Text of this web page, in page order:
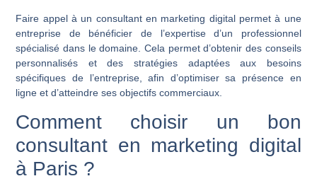
Faire appel à un consultant en marketing digital permet à une
entreprise de bénéficier de l’expertise d’un professionnel
spécialisé dans le domaine. Cela permet d’obtenir des conseils
personnalisés et des stratégies adaptées aux besoins
spécifiques de l’entreprise, afin d’optimiser sa présence en
ligne et d’atteindre ses objectifs commerciaux.
Comment choisir un bon
consultant en marketing digital
à Paris ?